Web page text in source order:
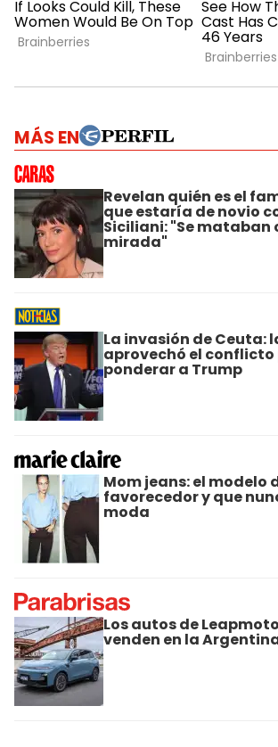
MÁS EN
Revelan quién es el
que estaría de novio
Siciliani: "Se mataban
mirada"
La invasión de Ceuta:
aprovechó el conflicto
ponderar a Trump
Mom jeans: el modelo
favorecedor y que
moda
Los autos de
venden en la